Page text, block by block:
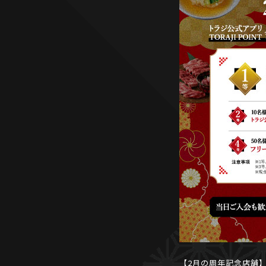
【2月の周年記念店舗